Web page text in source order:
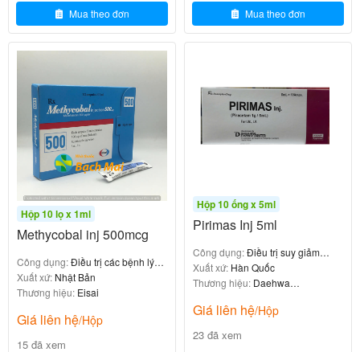
Balisal 20mg H8v
0₫
Chống chỉ định
Conqta 2400mg không được sử dụng trong các
trường hợp sau:
Quá mẫnvới Piracetam hoặc bất kỳ thành phần
nào của thuốc.
Bệnh nhân suy thận nặng(độ thanh thải
Bệnh nhân xuất huyết não.
Mua theo đơn Mua theo đơn
Hộp 10 lọ x 1ml
Methycobal inj 500mcg
Công dụng:Điều trị các bệnh lý
thần kinh ngoại biên
Xuất xứ: Nhật Bản
Thương hiệu: Eisai
Giá liên hệ/Hộp
15 đã xem
Hộp 10 ống x 5ml
Pirimas Inj 5ml
Công dụng:Điều trị suy giảm
nhận thức
Xuất xứ: Hàn Quốc
Thương hiệu: Daehwa
Giá liên hệ/Hộp
23 đã xem